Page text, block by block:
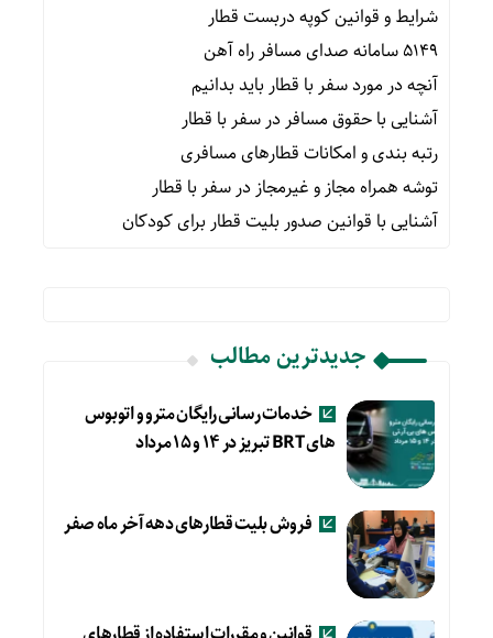
شرایط و قوانین کوپه دربست قطار
۵۱۴۹ سامانه صدای مسافر راه آهن
آنچه در مورد سفر با قطار باید بدانیم
آشنایی با حقوق مسافر در سفر با قطار
رتبه بندی و امکانات قطارهای مسافری
توشه همراه مجاز و غیرمجاز در سفر با قطار
آشنایی با قوانین صدور بلیت قطار برای کودکان
جدیدترین مطالب
خدمات رسانی رایگان مترو و اتوبوس
های BRT تبریز در ۱۴ و ۱۵ مرداد
فروش بلیت قطارهای دهه آخر ماه صفر